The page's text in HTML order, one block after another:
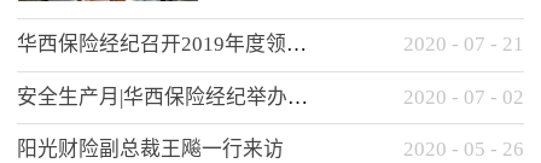
午，华西金控第一党支部举办了“学
党史、知党情、...
华西保险经纪召开2019年度领导班子述职考核工作会 2020 - 07 - 21
安全生产月|华西保险经纪举办应急消防安全知识培训 2020 - 07 - 02
阳光财险副总裁王飚一行来访 2020 - 05 - 26